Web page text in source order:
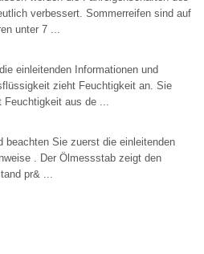
verbessert. Sommerreifen sind auf
unter 7 ...
einleitenden Informationen und
zieht Feuchtigkeit an. Sie
Feuchtigkeit aus de ...
beachten Sie zuerst die einleitenden
. Der Ölmessstab zeigt den
pr& ...